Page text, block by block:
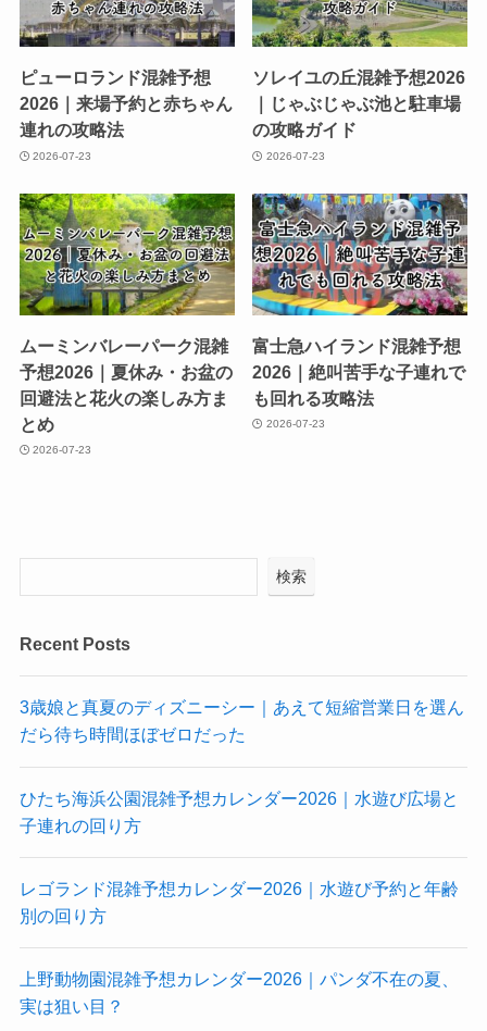
ピューロランド混雑予想
2026｜来場予約と赤ちゃん
連れの攻略法
2026-07-23
ソレイユの丘混雑予想2026
｜じゃぶじゃぶ池と駐車場
の攻略ガイド
2026-07-23
ムーミンバレーパーク混雑
予想2026｜夏休み・お盆の
回避法と花火の楽しみ方ま
とめ
2026-07-23
富士急ハイランド混雑予想
2026｜絶叫苦手な子連れで
も回れる攻略法
2026-07-23
検索
Recent Posts
3歳娘と真夏のディズニーシー｜あえて短縮営業日を選ん
だら待ち時間ほぼゼロだった
ひたち海浜公園混雑予想カレンダー2026｜水遊び広場と
子連れの回り方
レゴランド混雑予想カレンダー2026｜水遊び予約と年齢
別の回り方
上野動物園混雑予想カレンダー2026｜パンダ不在の夏、
実は狙い目？